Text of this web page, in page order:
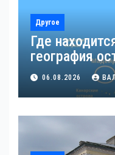
Другое
Где
география
06.08.2026